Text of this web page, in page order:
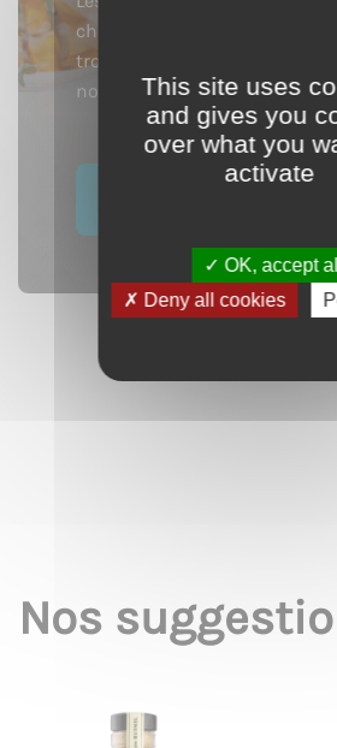
chics de Paris à New York ne
trompés et utilisent le
nombreuses recettes de
Nos
This site uses
and gives you
over what you
activate
OK, accept all
Deny all cookies